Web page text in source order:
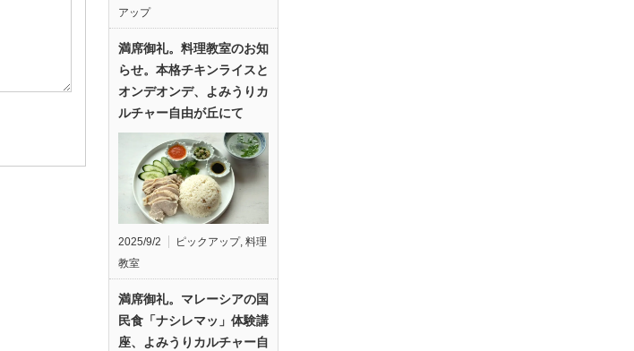
アップ
満席御礼。料理教室のお知
らせ。本格チキンライスと
オンデオンデ、よみうりカ
ルチャー自由が丘にて
2025/9/2 ピックアップ, 料理
教室
満席御礼。マレーシアの国
民食「ナシレマッ」体験講
座、よみうりカルチャー自